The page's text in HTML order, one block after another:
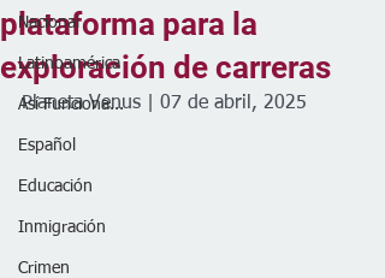
Nacional
Latinoamérica
Así Funciona...
Español
Educación
Inmigración
Crimen
plataforma para la
exploración de carreras
Planeta Venus | 07 de abril, 2025